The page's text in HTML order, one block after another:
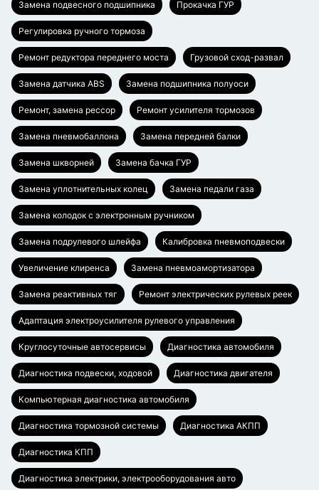
Замена подвесного подшипника Прокачка ГУР
Регулировка ручного тормоза
Ремонт редуктора переднего моста Грузовой сход-развал
Замена датчика ABS Замена подшипника полуоси
Ремонт, замена рессор Ремонт усилителя тормозов
Замена пневмобаллона Замена передней балки
Замена шкворней Замена бачка ГУР
Замена уплотнительных колец Замена педали газа
Замена колодок с электронным ручником
Замена подрулевого шлейфа Калибровка пневмоподвески
Увеличение клиренса Замена пневмоамортизатора
Замена реактивных тяг Ремонт электрических рулевых реек
Адаптация электроусилителя рулевого управления
Круглосуточные автосервисы Диагностика автомобиля
Диагностика подвески, ходовой Диагностика двигателя
Компьютерная диагностика автомобиля
Диагностика тормозной системы Диагностика АКПП
Диагностика КПП
Диагностика электрики, электрооборудования авто